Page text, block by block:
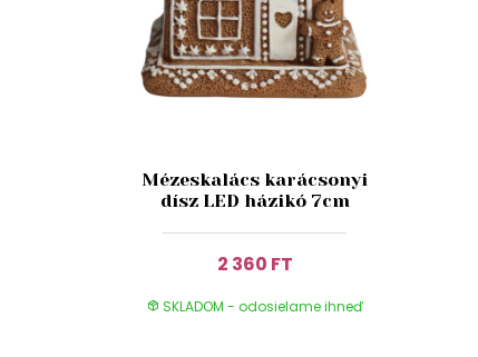
Mézeskalács karácsonyi
dísz LED házikó 7cm
2 360 FT
SKLADOM - odosielame ihneď